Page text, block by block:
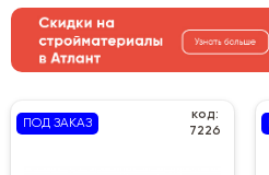
ПОД ЗАКАЗ
код:
7226